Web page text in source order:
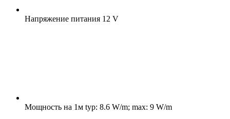
Напряжение питания 12 V
Мощность на 1м typ: 8.6 W/m; max: 9 W/m